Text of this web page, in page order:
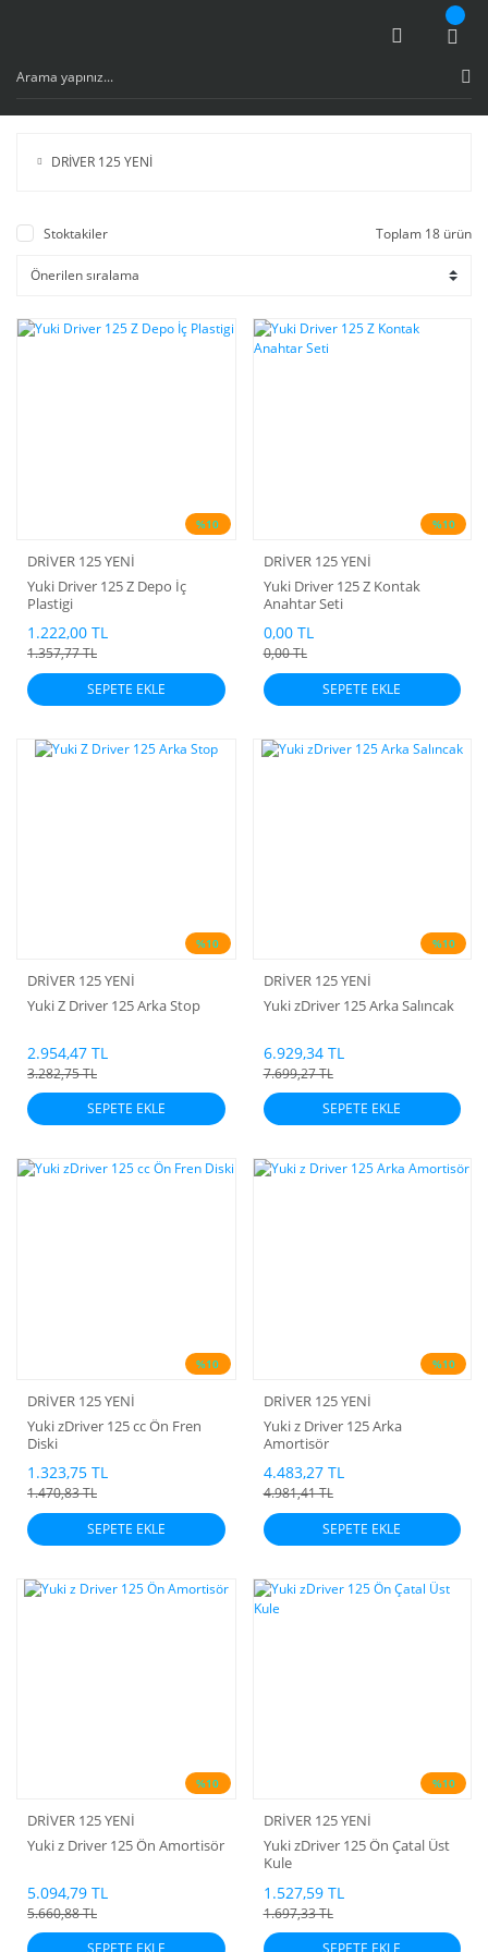
DRİVER 125 YENİ
Stoktakiler Toplam 18 ürün
%10
DRİVER 125 YENİ
Yuki Driver 125 Z Depo İç
Plastigi
1.222,00 TL
1.357,77 TL
SEPETE EKLE
%10
DRİVER 125 YENİ
Yuki Driver 125 Z Kontak
Anahtar Seti
0,00 TL
0,00 TL
SEPETE EKLE
%10
DRİVER 125 YENİ
Yuki Z Driver 125 Arka Stop
2.954,47 TL
3.282,75 TL
SEPETE EKLE
%10
DRİVER 125 YENİ
Yuki zDriver 125 Arka Salıncak
6.929,34 TL
7.699,27 TL
SEPETE EKLE
%10
DRİVER 125 YENİ
Yuki zDriver 125 cc Ön Fren
Diski
1.323,75 TL
1.470,83 TL
SEPETE EKLE
%10
DRİVER 125 YENİ
Yuki z Driver 125 Arka
Amortisör
4.483,27 TL
4.981,41 TL
SEPETE EKLE
%10
DRİVER 125 YENİ
Yuki z Driver 125 Ön Amortisör
5.094,79 TL
5.660,88 TL
SEPETE EKLE
%10
DRİVER 125 YENİ
Yuki zDriver 125 Ön Çatal Üst
Kule
1.527,59 TL
1.697,33 TL
SEPETE EKLE